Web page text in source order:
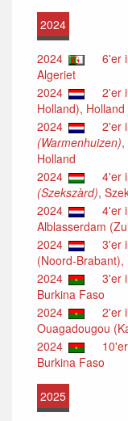
2024
2024
6'er
Algeriet
2024
2'er
Holland), Holland
2024
2'er
(Warmenhuizen),
Holland
2024
4'er
(Szekszàrd),
2024
4'er
Alblasserdam
2024
3'er
(Noord-Brabant),
2024
3'er
Burkina Faso
2024
2'er
Ouagadougou
2024
Burkina Faso
2025